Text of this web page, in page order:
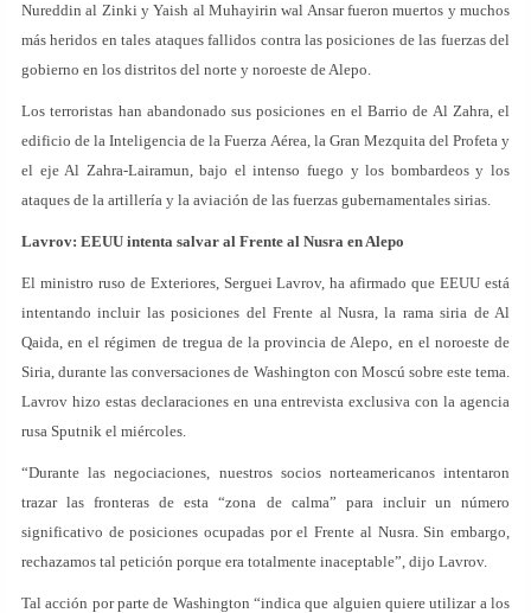
Nureddin al Zinki y Yaish al Muhayirin wal Ansar fueron muertos y muchos
más heridos en tales ataques fallidos contra las posiciones de las fuerzas del
gobierno en los distritos del norte y noroeste de Alepo.
Los terroristas han abandonado sus posiciones en el Barrio de Al Zahra, el
edificio de la Inteligencia de la Fuerza Aérea, la Gran Mezquita del Profeta y
el eje Al Zahra-Lairamun, bajo el intenso fuego y los bombardeos y los
ataques de la artillería y la aviación de las fuerzas gubernamentales sirias.
Lavrov: EEUU intenta salvar al Frente al Nusra en Alepo
El ministro ruso de Exteriores, Serguei Lavrov, ha afirmado que EEUU está
intentando incluir las posiciones del Frente al Nusra, la rama siria de Al
Qaida, en el régimen de tregua de la provincia de Alepo, en el noroeste de
Siria, durante las conversaciones de Washington con Moscú sobre este tema.
Lavrov hizo estas declaraciones en una entrevista exclusiva con la agencia
rusa Sputnik el miércoles.
“Durante las negociaciones, nuestros socios norteamericanos intentaron
trazar las fronteras de esta “zona de calma” para incluir un número
significativo de posiciones ocupadas por el Frente al Nusra. Sin embargo,
rechazamos tal petición porque era totalmente inaceptable”, dijo Lavrov.
Tal acción por parte de Washington “indica que alguien quiere utilizar a los